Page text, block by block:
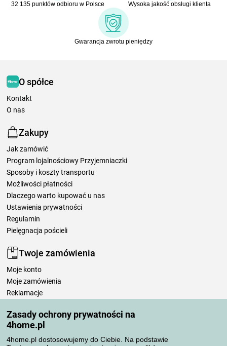
Zasady ochrony prywatności na
4home.pl
4home.pl dostosowujemy do Ciebie. Na podstawie
32 135 punktów odbioru w Polsce Wysoka jakość obsługi klienta
Gwarancja zwrotu pieniędzy
O spółce
Kontakt
O nas
Zakupy
Jak zamówić
Program lojalnościowy Przyjemniaczki
Sposoby i koszty transportu
Możliwości płatności
Dlaczego warto kupować u nas
Ustawienia prywatności
Regulamin
Pielęgnacja pościeli
Twoje zamówienia
Moje konto
Moje zamówienia
Reklamacje
Zasady przetwarzania recenzji
Sposoby transportu